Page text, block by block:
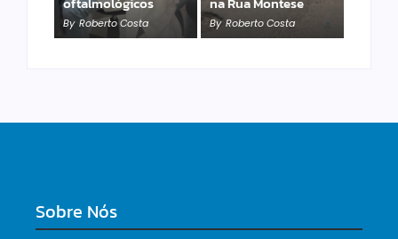
By Roberto Costa By Roberto Costa
e produtos frescos
By Roberto Costa
Sobre Nós